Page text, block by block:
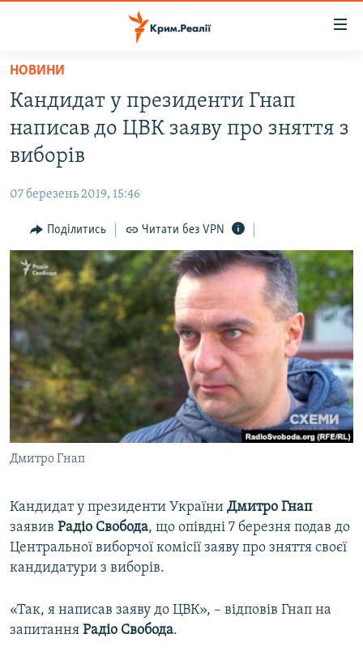
Перейти
основного
матеріалу
Перейти
до
основної
навігації
Перейти
до
пошуку
ВОДА.КРИМ
ВІДЕО ТА ФОТО
БЛОГИ
ПОГЛЯД
ІНТЕРВ'Ю
ВСЕ ЗА ДЕНЬ
СПЕЦПРОЕКТИ
ДЕПОРТАЦІЯ
ВІДЕОУРОКИ «ELIFBE»
СВІДЧЕННЯ ОКУПАЦІЇ
УКРАЇНСЬКА ПРОБЛЕМА КРИМУ
ІНФОГРАФІКА
ЯК ОБІЙТИ БЛОКУВАННЯ
Русский
Qırımtatar
ДОЛУЧАЙСЯ!
Усі сайти RFE/RL
НОВИНИ
Кандидат у президенти Гнап
написав до ЦВК заяву про зняття з
виборів
07 березень 2019, 15:46
Поділитись Читати без VPN
Дмитро Гнап
Кандидат у президенти України Дмитро Гнап
заявив Радіо Свобода, що опівдні 7 березня подав до
Центральної виборчої комісії заяву про зняття своєї
кандидатури з виборів.
«Так, я написав заяву до ЦВК», – відповів Гнап на
запитання Радіо Свобода.